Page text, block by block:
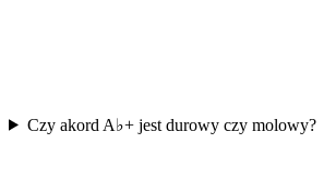
Czy akord A♭+ jest durowy czy molowy?